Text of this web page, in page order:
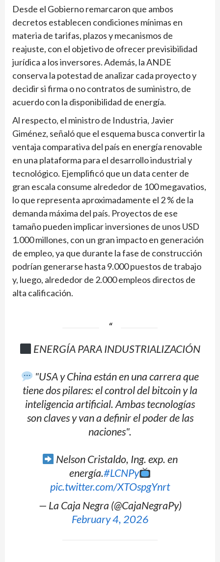
Desde el Gobierno remarcaron que ambos
decretos establecen condiciones mínimas en
materia de tarifas, plazos y mecanismos de
reajuste, con el objetivo de ofrecer previsibilidad
jurídica a los inversores. Además, la ANDE
conserva la potestad de analizar cada proyecto y
decidir si firma o no contratos de suministro, de
acuerdo con la disponibilidad de energía.
Al respecto, el ministro de Industria, Javier
Giménez, señaló que el esquema busca convertir la
ventaja comparativa del país en energía renovable
en una plataforma para el desarrollo industrial y
tecnológico. Ejemplificó que un data center de
gran escala consume alrededor de 100 megavatios,
lo que representa aproximadamente el 2 % de la
demanda máxima del país. Proyectos de ese
tamaño pueden implicar inversiones de unos USD
1.000 millones, con un gran impacto en generación
de empleo, ya que durante la fase de construcción
podrían generarse hasta 9.000 puestos de trabajo
y, luego, alrededor de 2.000 empleos directos de
alta calificación.
ENERGÍA PARA INDUSTRIALIZACIÓN
"USA y China están en una carrera que
tiene dos pilares: el control del bitcoin y la
inteligencia artificial. Ambas tecnologías
son claves y van a definir el poder de las
naciones".
Nelson Cristaldo, Ing. exp. en
energía.#LCNPy
pic.twitter.com/XTOspgYnrt
— La Caja Negra (@CajaNegraPy)
February 4, 2026